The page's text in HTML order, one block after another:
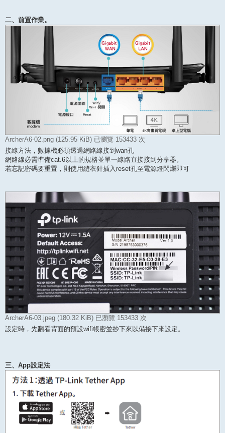
二、前置作業。
ArcherA6-02.png (125.95 KiB) 已瀏覽 153433 次
接線方法，數據機必須透過網路線接到wan孔
網路線必需準備cat.6以上的規格並單一線路直接接到分享器。
若忘記密碼要重置，則使用縫衣針插入reset孔至電源燈閃爍即可
ArcherA6-03.jpeg (180.32 KiB) 已瀏覽 153433 次
設定時，先翻看背面的預設wifi帳密並抄下來以備接下來設定。
三、App設定法